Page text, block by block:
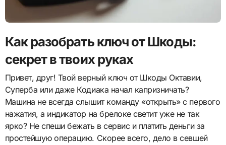
Как разобрать ключ от Шкоды:
секрет в твоих руках
Привет, друг! Твой верный ключ от Шкоды Октавии,
Суперба или даже Кодиака начал капризничать?
Машина не всегда слышит команду «открыть» с первого
нажатия, а индикатор на брелоке светит уже не так
ярко? Не спеши бежать в сервис и платить деньги за
простейшую операцию. Скорее всего, дело в севшей